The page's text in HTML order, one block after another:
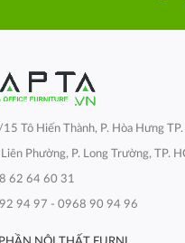
Tô Hiến Thành, P. Hòa Hưng TP.
Phường, P. Long Trường, TP.
62 64 60 31
94 97 - 0968 90 94 96